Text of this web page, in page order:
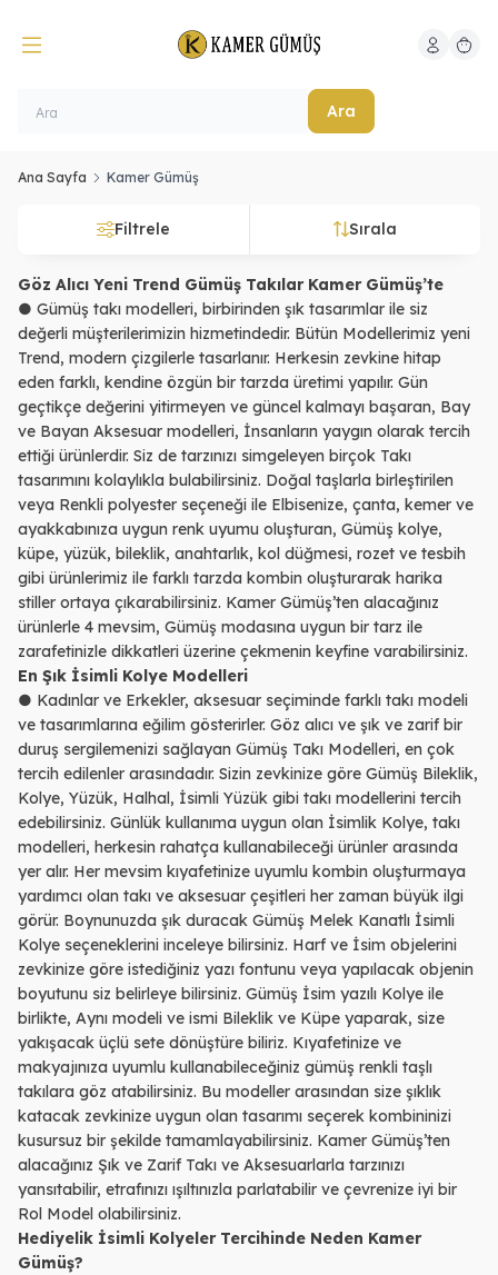
Ara
Hesabım
Ana Sayfa Kamer Gümüş
Filtrele Sırala
Göz Alıcı Yeni Trend Gümüş Takılar Kamer Gümüş’te
● Gümüş takı modelleri, birbirinden şık tasarımlar ile siz
değerli müşterilerimizin hizmetindedir. Bütün Modellerimiz yeni
Trend, modern çizgilerle tasarlanır. Herkesin zevkine hitap
eden farklı, kendine özgün bir tarzda üretimi yapılır. Gün
geçtikçe değerini yitirmeyen ve güncel kalmayı başaran, Bay
ve Bayan Aksesuar modelleri, İnsanların yaygın olarak tercih
ettiği ürünlerdir. Siz de tarzınızı simgeleyen birçok Takı
tasarımını kolaylıkla bulabilirsiniz. Doğal taşlarla birleştirilen
veya Renkli polyester seçeneği ile Elbisenize, çanta, kemer ve
ayakkabınıza uygun renk uyumu oluşturan, Gümüş kolye,
küpe, yüzük, bileklik, anahtarlık, kol düğmesi, rozet ve tesbih
gibi ürünlerimiz ile farklı tarzda kombin oluşturarak harika
stiller ortaya çıkarabilirsiniz. Kamer Gümüş’ten alacağınız
ürünlerle 4 mevsim, Gümüş modasına uygun bir tarz ile
zarafetinizle dikkatleri üzerine çekmenin keyfine varabilirsiniz.
En Şık İsimli Kolye Modelleri
● Kadınlar ve Erkekler, aksesuar seçiminde farklı takı modeli
ve tasarımlarına eğilim gösterirler. Göz alıcı ve şık ve zarif bir
duruş sergilemenizi sağlayan Gümüş Takı Modelleri, en çok
tercih edilenler arasındadır. Sizin zevkinize göre Gümüş Bileklik,
Kolye, Yüzük, Halhal, İsimli Yüzük gibi takı modellerini tercih
edebilirsiniz. Günlük kullanıma uygun olan İsimlik Kolye, takı
modelleri, herkesin rahatça kullanabileceği ürünler arasında
yer alır. Her mevsim kıyafetinize uyumlu kombin oluşturmaya
yardımcı olan takı ve aksesuar çeşitleri her zaman büyük ilgi
görür. Boynunuzda şık duracak Gümüş Melek Kanatlı İsimli
Kolye seçeneklerini inceleye bilirsiniz. Harf ve İsim objelerini
zevkinize göre istediğiniz yazı fontunu veya yapılacak objenin
boyutunu siz belirleye bilirsiniz. Gümüş İsim yazılı Kolye ile
birlikte, Aynı modeli ve ismi Bileklik ve Küpe yaparak, size
yakışacak üçlü sete dönüştüre biliriz. Kıyafetinize ve
makyajınıza uyumlu kullanabileceğiniz gümüş renkli taşlı
takılara göz atabilirsiniz. Bu modeller arasından size şıklık
katacak zevkinize uygun olan tasarımı seçerek kombininizi
kusursuz bir şekilde tamamlayabilirsiniz. Kamer Gümüş’ten
alacağınız Şık ve Zarif Takı ve Aksesuarlarla tarzınızı
yansıtabilir, etrafınızı ışıltınızla parlatabilir ve çevrenize iyi bir
Rol Model olabilirsiniz.
Hediyelik İsimli Kolyeler Tercihinde Neden Kamer
Gümüş?